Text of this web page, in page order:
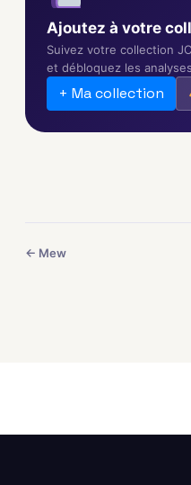
Ajoutez à votre
Suivez votre collection
et débloquez les
+ Ma collection
← Mew